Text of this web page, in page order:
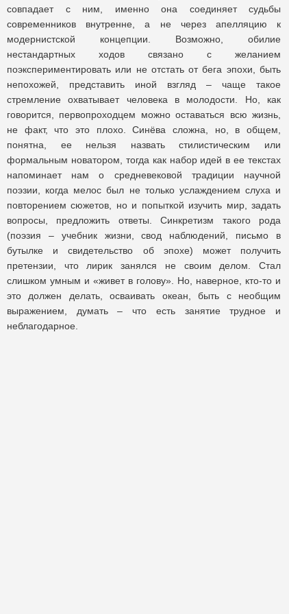
совпадает с ним, именно она соединяет судьбы
современников внутренне, а не через апелляцию к
модернистской концепции. Возможно, обилие
нестандартных ходов связано с желанием
поэкспериментировать или не отстать от бега эпохи, быть
непохожей, представить иной взгляд – чаще такое
стремление охватывает человека в молодости. Но, как
говорится, первопроходцем можно оставаться всю жизнь,
не факт, что это плохо. Синёва сложна, но, в общем,
понятна, ее нельзя назвать стилистическим или
формальным новатором, тогда как набор идей в ее текстах
напоминает нам о средневековой традиции научной
поэзии, когда мелос был не только услаждением слуха и
повторением сюжетов, но и попыткой изучить мир, задать
вопросы, предложить ответы. Синкретизм такого рода
(поэзия – учебник жизни, свод наблюдений, письмо в
бутылке и свидетельство об эпохе) может получить
претензии, что лирик занялся не своим делом. Стал
слишком умным и «живет в голову». Но, наверное, кто-то и
это должен делать, осваивать океан, быть с необщим
выражением, думать – что есть занятие трудное и
неблагодарное.